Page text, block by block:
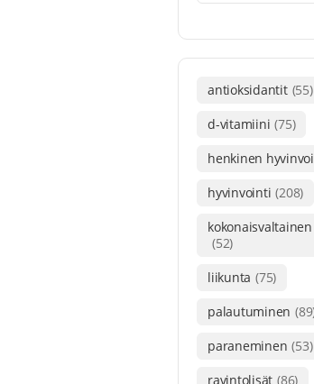
antioksidantit (55)
d-vitamiini (75)
henkinen
hyvinvointi (208)
(52)
liikunta (75)
palautuminen
paraneminen (53)
ravintolisät (86)